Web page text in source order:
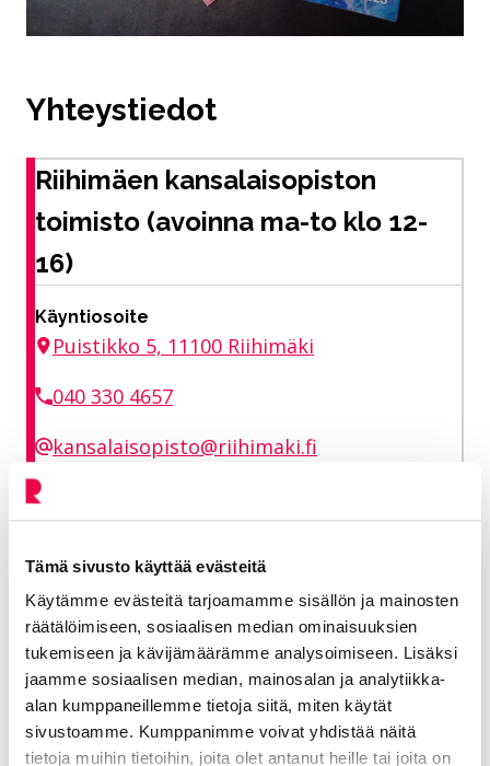
Tämä sivusto käyttää evästeitä
Käytämme evästeitä tarjoamamme sisällön ja mainosten
räätälöimiseen, sosiaalisen median ominaisuuksien
tukemiseen ja kävijämäärämme analysoimiseen. Lisäksi
jaamme sosiaalisen median, mainosalan ja analytiikka-
alan kumppaneillemme tietoja siitä, miten käytät
sivustoamme. Kumppanimme voivat yhdistää näitä
tietoja muihin tietoihin, joita olet antanut heille tai joita on
Yhteystiedot
Riihimäen kansalaisopiston
toimisto (avoinna ma-to klo 12-
16)
Käyntiosoite
Puistikko 5, 11100 Riihimäki
040 330 4657
kansalaisopisto@riihimaki.fi
Kansalaisopiston ja taiteen perusopetuksen
rehtori
Sivistyksen ja hyvinvoinnin toimiala
040 594 0574